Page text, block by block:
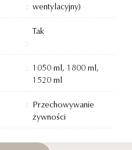
wentylacyjny)
Tak
1050 ml, 1800 ml,
1520 ml
Przechowywanie
żywności